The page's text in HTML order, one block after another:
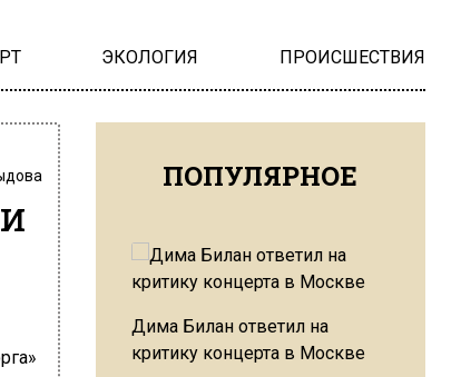
ЭКОЛОГИЯ ПРОИСШЕСТВИЯ
ПОПУЛЯРНОЕ
Дима Билан ответил на
критику концерта в Москве